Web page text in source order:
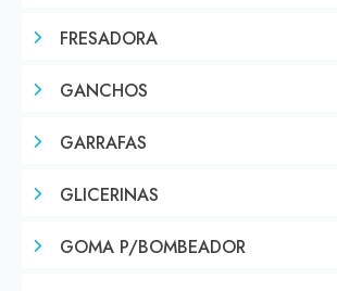
FRESADORA
GANCHOS
GARRAFAS
GLICERINAS
GOMA P/BOMBEADOR